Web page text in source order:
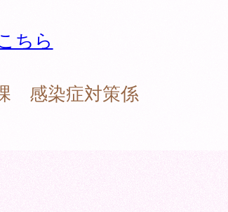
ちら
感染症対策係